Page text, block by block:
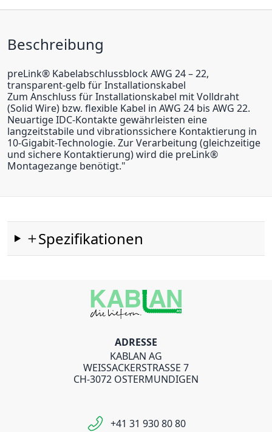
Beschreibung
preLink® Kabelabschlussblock AWG 24 – 22,
transparent-gelb für Installationskabel
Zum Anschluss für Installationskabel mit Volldraht
(Solid Wire) bzw. flexible Kabel in AWG 24 bis AWG 22.
Neuartige IDC-Kontakte gewährleisten eine
langzeitstabile und vibrationssichere Kontaktierung in
10-Gigabit-Technologie. Zur Verarbeitung (gleichzeitige
und sichere Kontaktierung) wird die preLink®
Montagezange benötigt."
Spezifikationen
ADRESSE
KABLAN AG
WEISSACKERSTRASSE 7
CH-3072 OSTERMUNDIGEN
+41 31 930 80 80